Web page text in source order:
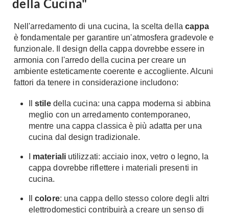
Arredo giardino
Tende da sole
Gazebo
Il fai da te in bagno
Casa fai da te
Bricolage
della Cucina"
Nell'arredamento di una cucina, la scelta della cappa
è fondamentale per garantire un'atmosfera gradevole e
funzionale. Il design della cappa dovrebbe essere in
armonia con l'arredo della cucina per creare un
ambiente esteticamente coerente e accogliente. Alcuni
fattori da tenere in considerazione includono:
Ilstiledella cucina: una cappa moderna si abbina
meglio con un arredamento contemporaneo,
mentre una cappa classica è più adatta per una
cucina dal design tradizionale.
materialiutilizzati: acciaio inox, vetro o legno, la
cappa dovrebbe riflettere i materiali presenti in
cucina.
Ilcolore: una cappa dello stesso colore degli altri
elettrodomestici contribuirà a creare un senso di